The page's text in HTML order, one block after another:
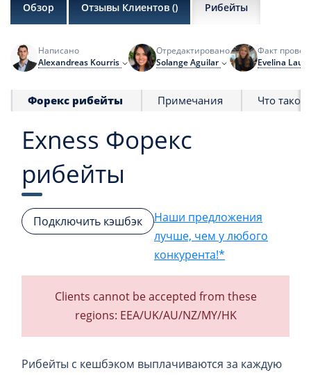
Обзор Отзывы Клиентов () Рибейты
Написано
Alexandreas Kourris
Отредактировано
Solange Aguilar
Факт
Evelina
Форекс рибейты Примечания Что
Exness Форекс
рибейты
Подключить кэшбэк
Наши предложения
лучше, чем у любого
конкурента!*
Clients cannot be accepted from these
regions: EEA/UK/AU/NZ/MY/HK
Рибейты с кешбэком выплачиваются за каждую